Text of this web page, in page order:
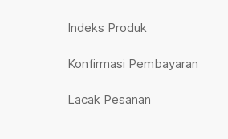
Indeks Produk
Konfirmasi Pembayaran
Lacak Pesanan